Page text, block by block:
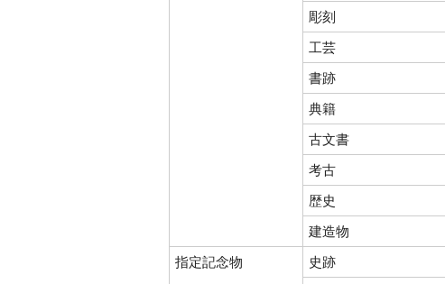
彫刻
工芸
書跡
典籍
古文書
考古
歴史
建造物
指定記念物
史跡